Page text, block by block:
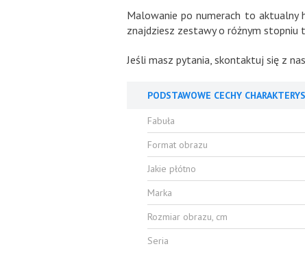
Malowanie po numerach to aktualny
znajdziesz zestawy o różnym stopniu
Jeśli masz pytania, skontaktuj się z
PODSTAWOWE CECHY
Fabuła
Format obrazu
Jakie płótno
Marka
Rozmiar obrazu, cm
Seria